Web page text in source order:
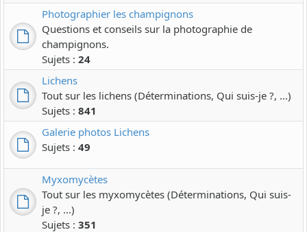
Photographier les champignons
Questions et conseils sur la photographie de
champignons.
Sujets : 24
Lichens
Tout sur les lichens (Déterminations, Qui suis-je ?, ...)
Sujets : 841
Galerie photos Lichens
Sujets : 49
Myxomycètes
Tout sur les myxomycètes (Déterminations, Qui suis-
je ?, ...)
Sujets : 351